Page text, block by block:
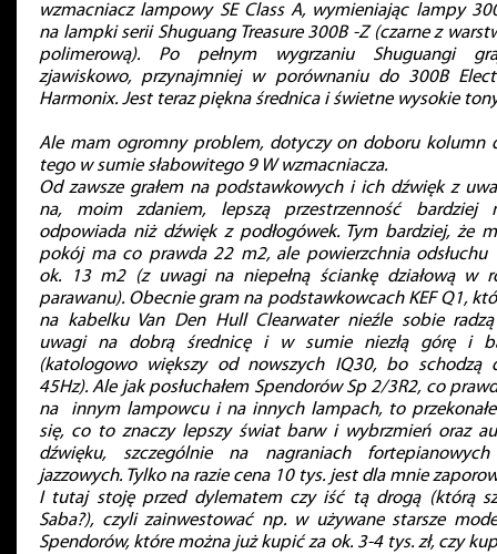
wzmacniacz lampowy SE Class A, wymieniając lampy
na lampki serii Shuguang Treasure 300B -Z (czarne z
polimerową). Po pełnym wygrzaniu Shuguangi
zjawiskowo, przynajmniej w porównaniu do 300B
Harmonix. Jest teraz piękna średnica i świetne wysokie
Ale mam ogromny problem, dotyczy on doboru kolumn
tego w sumie słabowitego 9 W wzmacniacza.
Od zawsze grałem na podstawkowych i ich dźwięk z
na, moim zdaniem, lepszą przestrzenność bardziej
odpowiada niż dźwięk z podłogówek. Tym bardziej, że
pokój ma co prawda 22 m2, ale powierzchnia odsłuchu
ok. 13 m2 (z uwagi na niepełną ściankę działową w
parawanu). Obecnie gram na podstawkowcach KEF Q1,
na kabelku Van Den Hull Clearwater nieźle sobie
uwagi na dobrą średnicę i w sumie niezłą górę i
(katologowo większy od nowszych IQ30, bo schodzą
45Hz). Ale jak posłuchałem Spendorów Sp 2/3R2, co
na innym lampowcu i na innych lampach, to
się, co to znaczy lepszy świat barw i wybrzmień oraz
dźwięku, szczególnie na nagraniach
jazzowych. Tylko na razie cena 10 tys. jest dla mnie
I tutaj stoję przed dylematem czy iść tą drogą (którą
Saba?), czyli zainwestować np. w używane starsze
Spendorów, które można już kupić za ok. 3-4 tys. zł, czy